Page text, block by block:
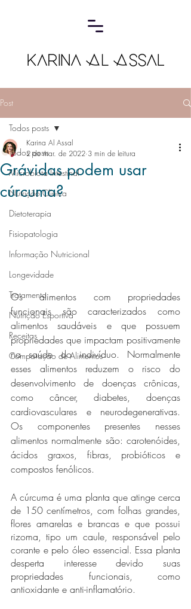
Post
Todos posts
Microbiota Intestinal
Nutrição Clínica
Dietoterapia
Fisiopatologia
Informação Nutricional
Longevidade
Tratamento
Nutrição Esportiva
Receitas
Comparação de Alimentos
Todos posts
Grávidas podem usar
cúrcuma?
Karina Al Assal
2 de mar. de 2022 3 min de leitura
Os alimentos com propriedades
funcionais são caracterizados como
alimentos saudáveis e que possuem
propriedades que impactam positivamente
na saúde do indivíduo. Normalmente
esses alimentos reduzem o risco do
desenvolvimento de doenças crônicas,
como câncer, diabetes, doenças
cardiovasculares e neurodegenerativas.
Os componentes presentes nesses
alimentos normalmente são: carotenóides,
ácidos graxos, fibras, probióticos e
compostos fenólicos.
A cúrcuma é uma planta que atinge cerca
de 150 centímetros, com folhas grandes,
flores amarelas e brancas e que possui
rizoma, tipo um caule, responsável pelo
corante e pelo óleo essencial. Essa planta
desperta interesse devido suas
propriedades funcionais, como
antioxidante e anti-inflamatório.